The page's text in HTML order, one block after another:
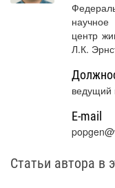
центр
Л.К.
ведущий
E-mail
Статьи автора в